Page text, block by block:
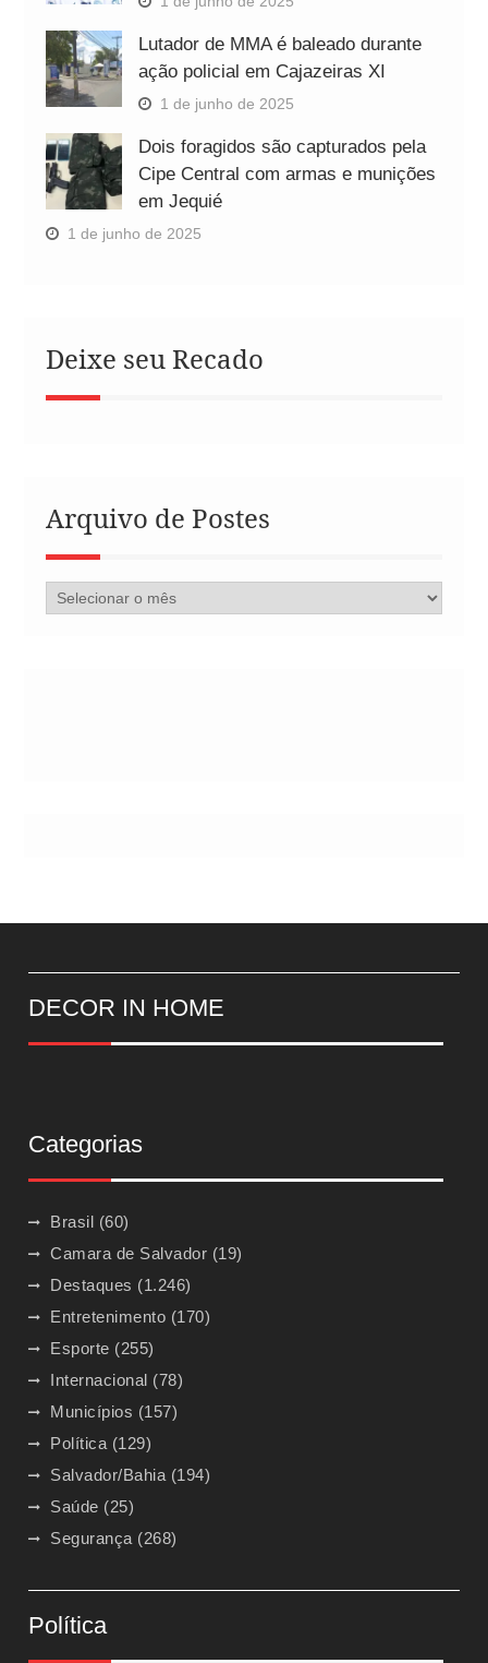
Lutador de MMA é baleado durante
ação policial em Cajazeiras XI
1 de junho de 2025
Dois foragidos são capturados pela
Cipe Central com armas e munições
em Jequié
1 de junho de 2025
Deixe seu Recado
Arquivo de Postes
Arquivo
de
DECOR IN HOME
Categorias
Brasil (60)
Camara de Salvador (19)
Destaques (1.246)
Entretenimento (170)
Esporte (255)
Internacional (78)
Municípios (157)
Política (129)
Salvador/Bahia (194)
Saúde (25)
Segurança (268)
Política